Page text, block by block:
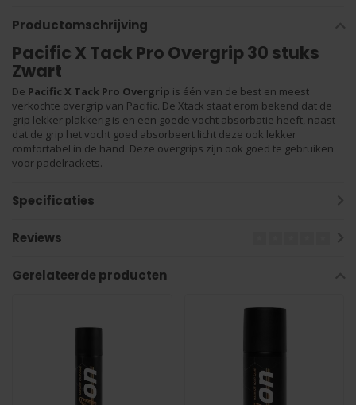
Productomschrijving
Pacific X Tack Pro Overgrip 30 stuks
Zwart
De Pacific X Tack Pro Overgrip is één van de best en meest
verkochte overgrip van Pacific. De Xtack staat erom bekend dat de
grip lekker plakkerig is en een goede vocht absorbatie heeft, naast
dat de grip het vocht goed absorbeert licht deze ook lekker
comfortabel in de hand. Deze overgrips zijn ook goed te gebruiken
voor padelrackets.
Specificaties
Reviews
Gerelateerde producten